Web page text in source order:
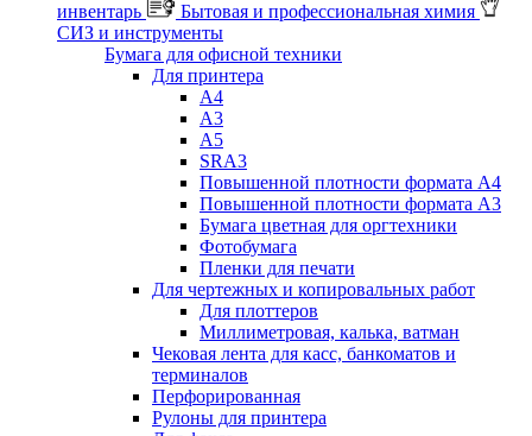
инвентарь
Бытовая и профессиональная химия
СИЗ и инструменты
Бумага для офисной техники
Для принтера
А4
А3
А5
SRA3
Повышенной плотности формата А4
Повышенной плотности формата А3
Бумага цветная для оргтехники
Фотобумага
Пленки для печати
Для чертежных и копировальных работ
Для плоттеров
Миллиметровая, калька, ватман
Чековая лента для касс, банкоматов и
терминалов
Перфорированная
Рулоны для принтера